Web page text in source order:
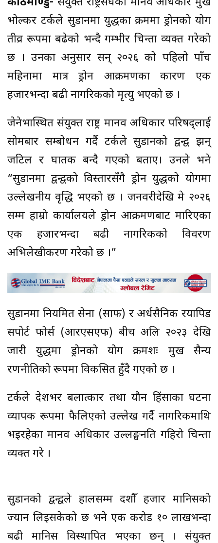
भोल्कर टर्कले सुडानमा युद्धका क्रममा ड्रोनको प्रयोग
तीव्र रूपमा बढेको भन्दै गम्भीर चिन्ता व्यक्त गरेको
छ । उनका अनुसार सन् २०२६ को पहिलो पाँच
महिनामा मात्र ड्रोन आक्रमणका कारण एक
हजारभन्दा बढी नागरिकको मृत्यु भएको छ ।
जेनेभास्थित संयुक्त राष्ट्र मानव अधिकार परिषद्लाई
सोमबार सम्बोधन गर्दै टर्कले सुडानको द्वन्द्व झन्
जटिल र घातक बन्दै गएको बताए। उनले भने
“सुडानमा द्वन्द्वको विस्तारसँगै ड्रोन युद्धको प्रयोगमा
उल्लेखनीय वृद्धि भएको छ । जनवरीदेखि मे २०२६
सम्म हाम्रो कार्यालयले ड्रोन आक्रमणबाट मारिएका
एक हजारभन्दा बढी नागरिकको विवरण
अभिलेखीकरण गरेको छ ।”
सुडानमा नियमित सेना (साफ) र अर्धसैनिक रयापिड
सपोर्ट फोर्स (आरएसएफ) बीच अप्रिल २०२३ देखि
जारी युद्धमा ड्रोनको प्रयोग क्रमशः प्रमुख सैन्य
रणनीतिको रूपमा विकसित हुँदै गएको छ ।
टर्कले देशभर बलात्कार तथा यौन हिंसाका घटना
व्यापक रूपमा फैलिएको उल्लेख गर्दै नागरिकमाथि
भइरहेका मानव अधिकार उल्लङ्घनप्रति गहिरो चिन्ता
व्यक्त गरे ।
सुडानको द्वन्द्वले हालसम्म दशौँ हजार मानिसको
ज्यान लिइसकेको छ भने एक करोड १० लाखभन्दा
बढी मानिस विस्थापित भएका छन् । संयुक्त